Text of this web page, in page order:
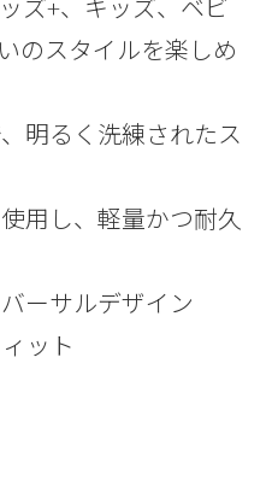
ズ+、キッズ、ベビ
のスタイルを楽しめ
明るく洗練されたス
用し、軽量かつ耐久
ーサルデザイン
ット